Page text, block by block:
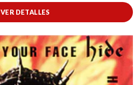
VER DETALLES